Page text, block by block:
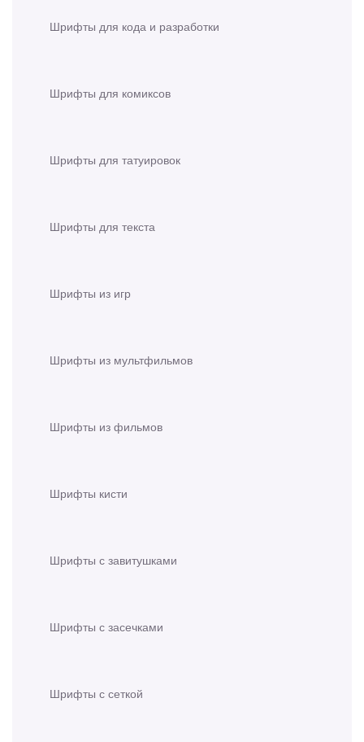
Шрифты для кода и разработки
Шрифты для комиксов
Шрифты для татуировок
Шрифты для текста
Шрифты из игр
Шрифты из мультфильмов
Шрифты из фильмов
Шрифты кисти
Шрифты с завитушками
Шрифты с засечками
Шрифты с сеткой